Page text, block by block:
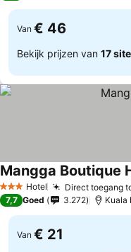
Van € 46
Bekijk prijzen van 17
3 SterrenHotel Direct toegang
Mangga Boutique
7,7 Goed 3.272 Kuala
Van € 21